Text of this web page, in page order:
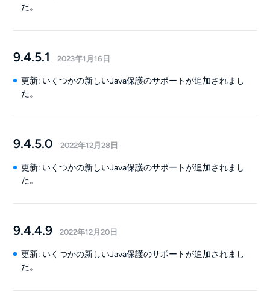
た。
9.4.5.1 2023年1月16日
更新: いくつかの新しいJava保護のサポートが追加されまし
た。
9.4.5.0 2022年12月28日
更新: いくつかの新しいJava保護のサポートが追加されまし
た。
9.4.4.9 2022年12月20日
更新: いくつかの新しいJava保護のサポートが追加されまし
た。